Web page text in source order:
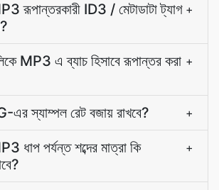
রূপান্তরকারী ID3 / মেটাডাটা ট্যাগ +
MP3 এ ব্যাচ হিসাবে রূপান্তর করা +
স্যাম্পল রেট বজায় রাখবে? +
ধাপ পর্যন্ত শব্দের মাত্রা কি
+